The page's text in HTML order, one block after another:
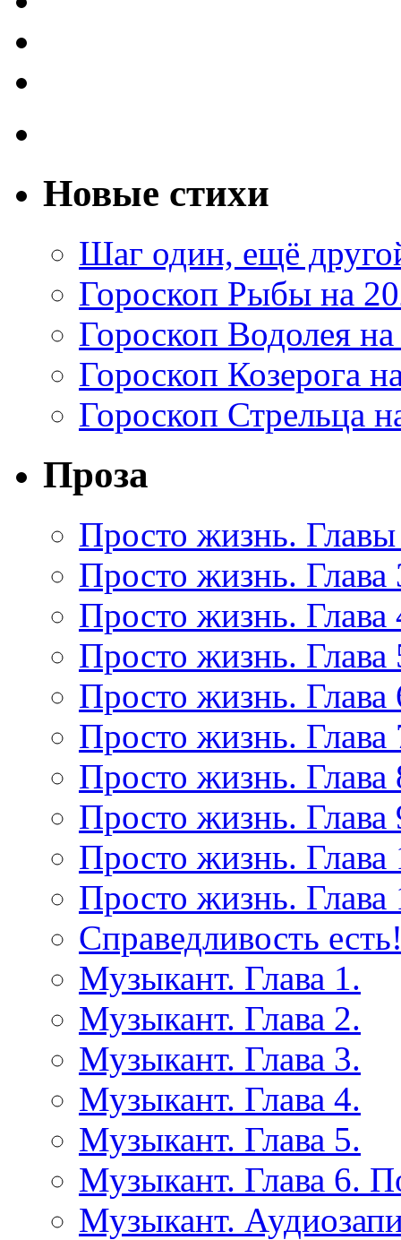
Новые стихи
Шаг один, ещё
Гороскоп Рыбы на
Гороскоп Водолея
Гороскоп Козерога
Гороскоп Стрельца
Проза
Просто жизнь.
Просто жизнь. Глава
Просто жизнь. Глава
Просто жизнь. Глава
Просто жизнь. Глава
Просто жизнь. Глава
Просто жизнь. Глава
Просто жизнь. Глава
Просто жизнь. Глава
Просто жизнь. Глава
Справедливость
Музыкант. Глава 1.
Музыкант. Глава 2.
Музыкант. Глава 3.
Музыкант. Глава 4.
Музыкант. Глава 5.
Музыкант. Глава 6.
Музыкант.